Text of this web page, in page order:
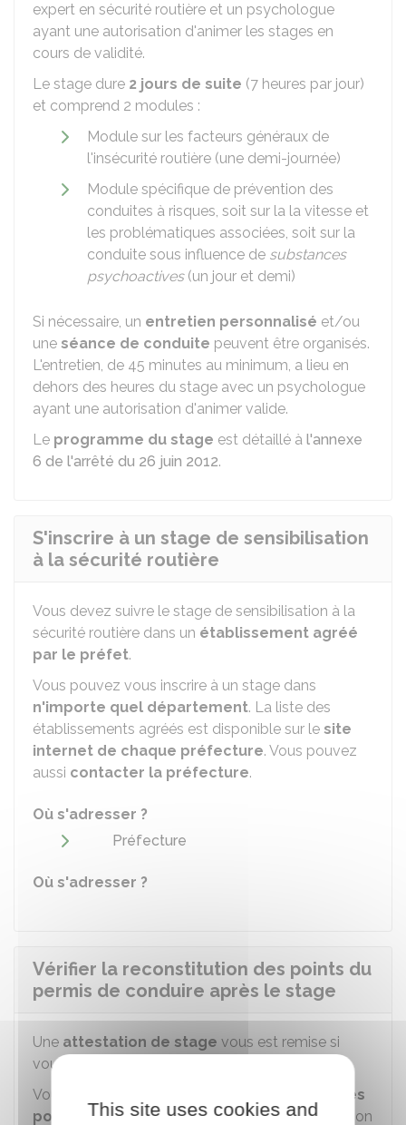
expert en sécurité routière et un psychologue
ayant une autorisation d'animer les stages en
cours de validité.
Le stage dure 2 jours de suite (7 heures par jour)
et comprend 2 modules :
Module sur les facteurs généraux de
l'insécurité routière (une demi-journée)
Module spécifique de prévention des
conduites à risques, soit sur la la vitesse et
les problématiques associées, soit sur la
conduite sous influence de substances
psychoactives(un jour et demi)
Si nécessaire, un entretien personnalisé et/ou
une séance de conduite peuvent être organisés.
L'entretien, de 45 minutes au minimum, a lieu en
dehors des heures du stage avec un psychologue
ayant une autorisation d'animer valide.
Le programme du stage est détaillé à l'annexe
6 de l'arrêté du 26 juin 2012.
S'inscrire à un stage de sensibilisation
à la sécurité routière
Vous devez suivre le stage de sensibilisation à la
sécurité routière dans un établissement agréé
par le préfet.
Vous pouvez vous inscrire à un stage dans
n'importe quel département. La liste des
établissements agréés est disponible sur le site
internet de chaque préfecture. Vous pouvez
aussi contacter la préfecture.
Où s'adresser ?
Préfecture
Où s'adresser ?
Vérifier la reconstitution des points du
permis de conduire après le stage
Une attestation de stage vous est remise si
vous avez suivi la totalité de la formation.
Vous recevez une
indiquant les
points récupérés (attention, le délai de réception
This site uses cookies and